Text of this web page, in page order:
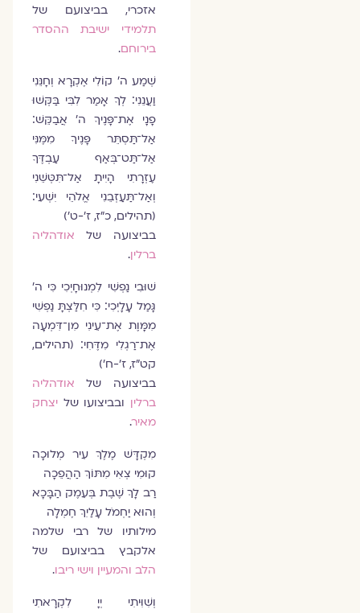
אזכרי, בביצועם של
תלמידי ישיבת ההסדר
בירוחם.
שְׁמַע ה' קוֹלִי אֶקְרָא וְחָנֵּנִי
וַעֲנֵנִי׃ לְךָ אָמַר לִבִּי בַּקְּשׁוּ
פָנָי אֶת־פָּנֶיךָ ה' אֲבַקֵּשׁ׃
אַל־תַּסְתֵּר פָּנֶיךָ מִמֶּנִּי
אַל־תַּט־בְּאַף עַבְדֶּךָ
עֶזְרָתִי הָיִיתָ אַל־תִּטְּשֵׁנִי
וְאַל־תַּעַזְבֵנִי אֱלֹהֵי יִשְׁעִי׃
(תהילים, כ"ז, ז'-ט')
בביצועה שלאודהליה
ברלין.
שׁוּבִי נַפְשִׁי לִמְנוּחָיְכִי כִּי ה'
גָּמַל עָלָיְכִי׃ כִּי חִלַּצְתָּ נַפְשִׁי
מִמָּוֶת אֶת־עֵינִי מִן־דִּמְעָה
אֶת־רַגְלִי מִדֶּחִי׃ (תהילים,
קט"ז, ז'-ח')
בביצועה שלאודהליה
ברלין ובביצועו של יצחק
מאיר.
מִקְדָּשׁ מֶלֶךְ עִיר מְלוּכָה
קוּמִי צְאִי מִתּוֹךְ הַהֲפֵכָה
רַב לָךְ שֶׁבֶת בְּעֵמֶק הַבָּכָא
וְהוּא יַחְמֹל עָלַיִךְ חֶמְלָה
מילותיו של רבי שלמה
אלקבץ בביצועם של
הלב והמעיין וישי ריבו.
וְשִׁוִּיתִי יְיָ לִקְרָאתִי